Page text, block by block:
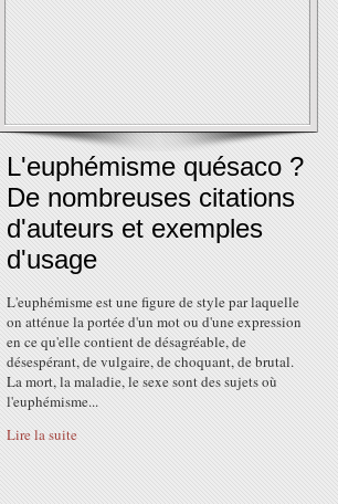
L'euphémisme quésaco ?
De nombreuses citations
d'auteurs et exemples
d'usage
L'euphémisme est une figure de style par laquelle
on atténue la portée d'un mot ou d'une expression
en ce qu'elle contient de désagréable, de
désespérant, de vulgaire, de choquant, de brutal.
La mort, la maladie, le sexe sont des sujets où
l'euphémisme...
Lire la suite